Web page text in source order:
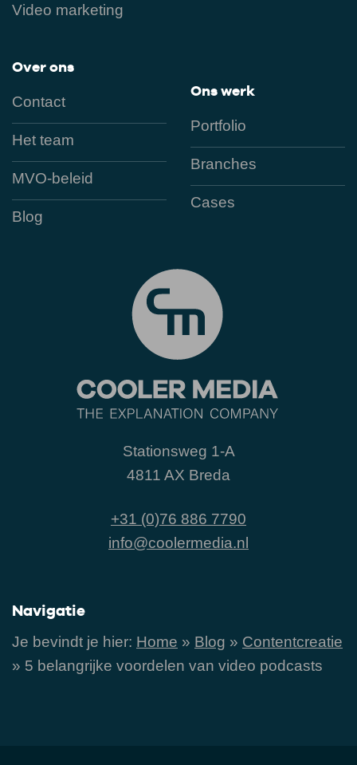
Video marketing
Over ons
Contact
Het team
MVO-beleid
Blog
Ons werk
Portfolio
Branches
Cases
Stationsweg 1-A
4811 AX Breda
+31 (0)76 886 7790
info@coolermedia.nl
Navigatie
Je bevindt je hier: Home » Blog » Contentcreatie
» 5 belangrijke voordelen van video podcasts